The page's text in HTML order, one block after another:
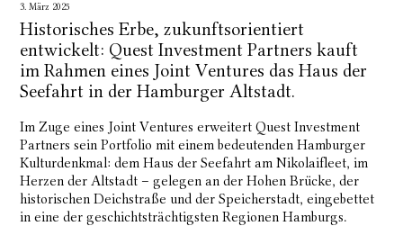
3. März 2025
Historisches Erbe, zukunftsorientiert
entwickelt: Quest Investment Partners kauft
im Rahmen eines Joint Ventures das Haus der
Seefahrt in der Hamburger Altstadt.
Im Zuge eines Joint Ventures erweitert Quest Investment
Partners sein Portfolio mit einem bedeutenden Hamburger
Kulturdenkmal: dem Haus der Seefahrt am Nikolaifleet, im
Herzen der Altstadt – gelegen an der Hohen Brücke, der
historischen Deichstraße und der Speicherstadt, eingebettet
in eine der geschichtsträchtigsten Regionen Hamburgs.